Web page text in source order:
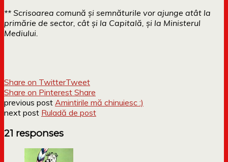
** Scrisoarea comună și semnăturile vor ajunge atât la
primărie de sector, cât și la Capitală, și la Ministerul
Mediului.
Share on TwitterTweet
Share on Pinterest Share
previous post Amintirile mă chinuiesc :)
next post Ruladă de post
21 responses